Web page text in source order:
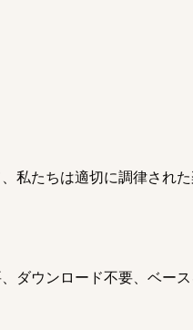
たちは適切に調律された
ダウンロード不要、ベー